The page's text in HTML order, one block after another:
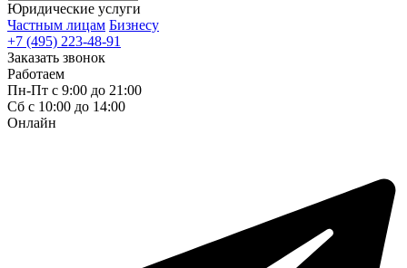
Юридические услуги
Частным лицам Бизнесу
+7 (495) 223-48-91
Заказать звонок
Работаем
Пн-Пт с 9:00 до 21:00
Сб с 10:00 до 14:00
Онлайн